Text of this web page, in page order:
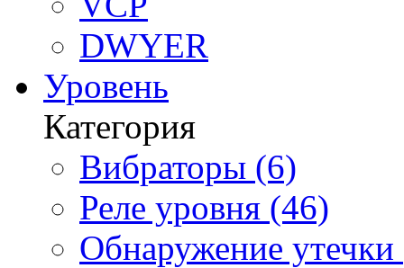
DWYER
Уровень
Категория
Вибраторы (6)
Реле уровня (46)
Обнаружение утечки